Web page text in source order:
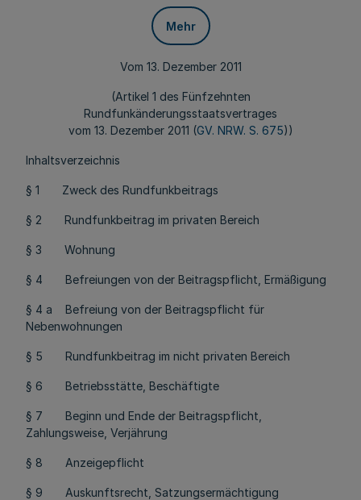
Mehr
Vom 13. Dezember 2011
(Artikel 1 des Fünfzehnten
Rundfunkänderungsstaatsvertrages
vom 13. Dezember 2011 (GV. NRW. S. 675))
Inhaltsverzeichnis
§ 1 Zweck des Rundfunkbeitrags
§ 2 Rundfunkbeitrag im privaten Bereich
§ 3 Wohnung
§ 4 Befreiungen von der Beitragspflicht, Ermäßigung
§ 4 a Befreiung von der Beitragspflicht für
Nebenwohnungen
§ 5 Rundfunkbeitrag im nicht privaten Bereich
§ 6 Betriebsstätte, Beschäftigte
§ 7 Beginn und Ende der Beitragspflicht,
Zahlungsweise, Verjährung
§ 8 Anzeigepflicht
§ 9 Auskunftsrecht, Satzungsermächtigung